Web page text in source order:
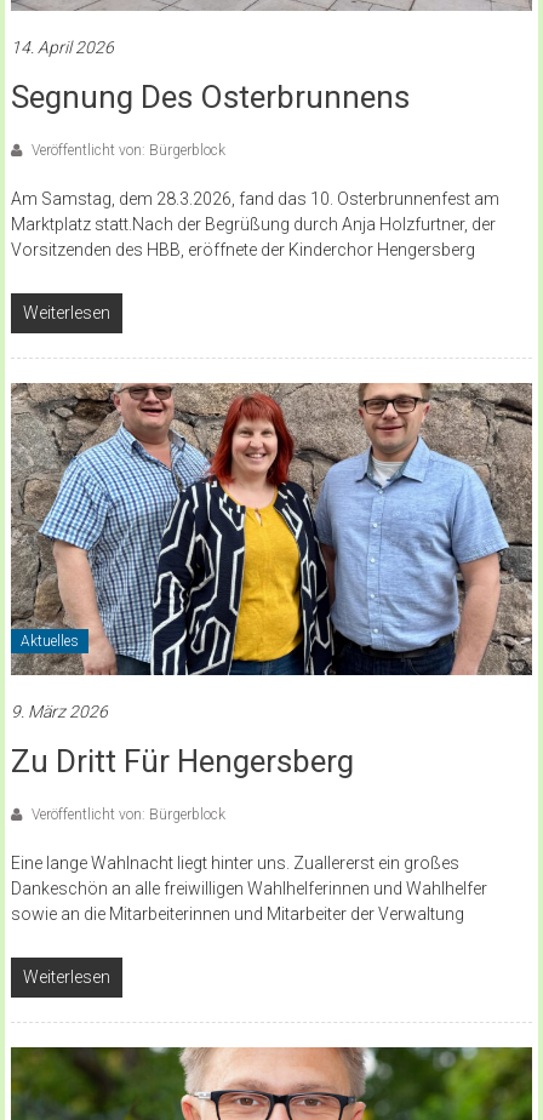
14. April 2026
Segnung Des Osterbrunnens
Veröffentlicht von: Bürgerblock
Am Samstag, dem 28.3.2026, fand das 10. Osterbrunnenfest am
Marktplatz statt.Nach der Begrüßung durch Anja Holzfurtner, der
Vorsitzenden des HBB, eröffnete der Kinderchor Hengersberg
Weiterlesen
Aktuelles
9. März 2026
Zu Dritt Für Hengersberg
Veröffentlicht von: Bürgerblock
Eine lange Wahlnacht liegt hinter uns. Zuallererst ein großes
Dankeschön an alle freiwilligen Wahlhelferinnen und Wahlhelfer
sowie an die Mitarbeiterinnen und Mitarbeiter der Verwaltung
Weiterlesen